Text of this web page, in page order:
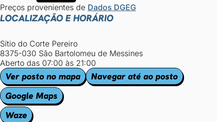
Preços provenientes de Dados DGEG
LOCALIZAÇÃO E HORÁRIO
Sítio do Corte Pereiro
8375-030 São Bartolomeu de Messines
Aberto das 07:00 às 21:00
Ver posto no mapa
Navegar até ao posto
Google Maps
Waze